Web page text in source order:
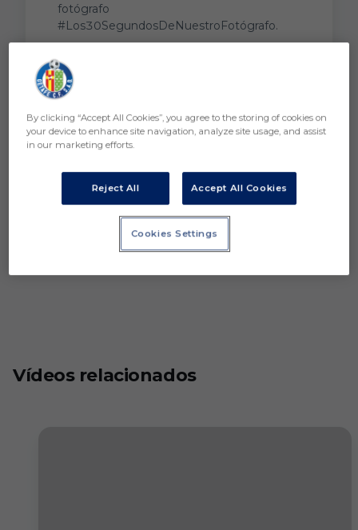
fotógrafo
#Los30SegundosDeNuestroFotógrafo.
Vídeos relacionados
By clicking “Accept All Cookies”, you agree to the storing of cookies on
your device to enhance site navigation, analyze site usage, and assist
in our marketing efforts.
Reject All Accept All Cookies
Cookies Settings